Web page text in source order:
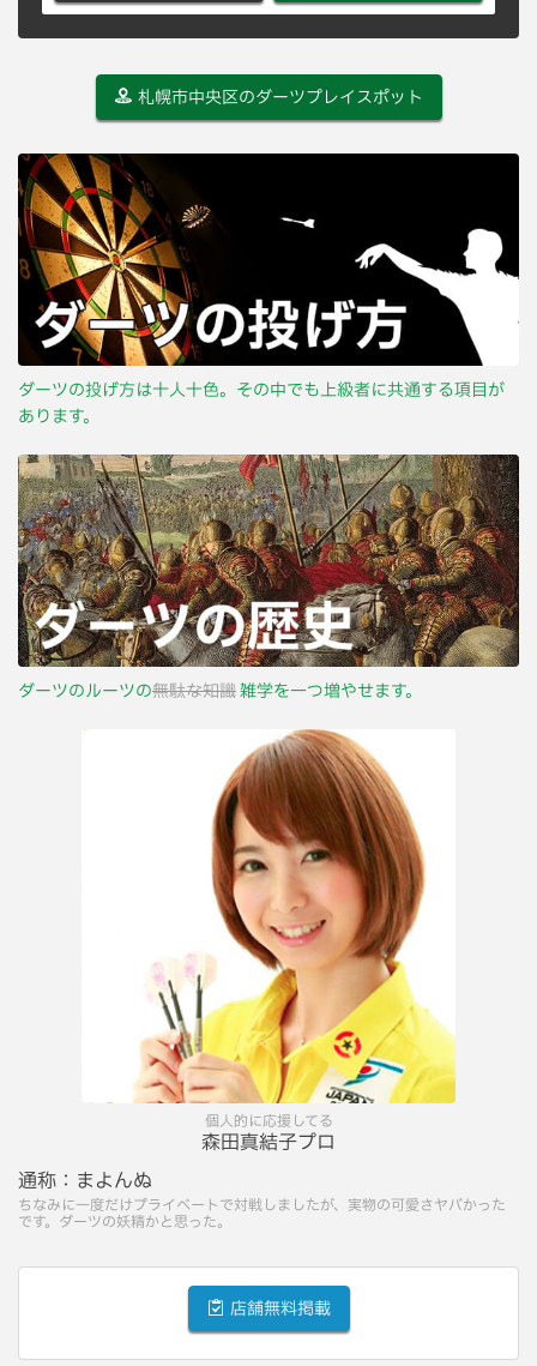
札幌市中央区のダーツプレイスポット
ダーツの投げ方は十人十色。その中でも上級者に共通する項目が
あります。
ダーツのルーツの無駄な知識雑学を一つ増やせます。
個人的に応援してる
森田真結子プロ
通称： まよんぬ
ちなみに一度だけプライベートで対戦しましたが、実物の可愛さヤバかった
です。ダーツの妖精かと思った。
店舗無料掲載